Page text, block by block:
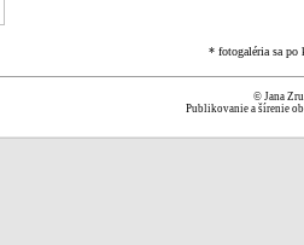
* fotogaléria sa po
© Jana
Publikovanie a šírenie